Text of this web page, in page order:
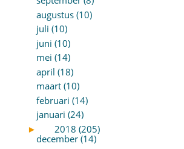
augustus (10)
juli (10)
juni (10)
mei (14)
april (18)
maart (10)
februari (14)
januari (24)
►
2018 (205)
december (14)